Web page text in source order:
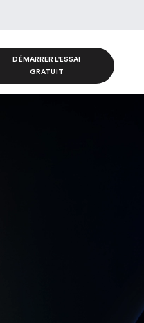
DÉMARRER L'ESSAI
GRATUIT